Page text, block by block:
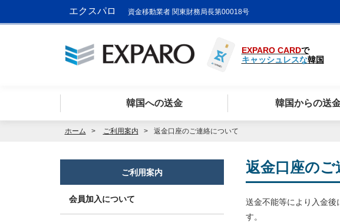
エクスパロ 資金移動業者 関東財務局長第00018号
EXPARO CARDで
キャッシュレスな韓国
韓国への送金 韓国からの送
ホーム ご利用案内 返金口座のご連絡について
返金口座のご
送金不能等により入金後
す。
ご利用案内
会員加入について